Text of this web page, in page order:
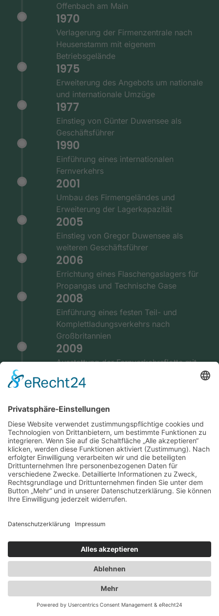
Offenbach am Main
1970
Verlagerung der Firmenzentrale nach
Heusenstamm mit eigenem
Betriebsgelände
1975
Erweiterung des Angebots um nationale
und internationale Umzüge
1977
Einstieg von Günter Duwensee als
Geschäftsführer
1990
Einführung eines internationalen
Fernverkehrs
2001
Umbau des Firmengeländes und
Erweiterung der Lagerkapazität
2005
Einstieg von Gregor Duwensee als
weiteren Geschäftsführer
2006
Errichtung eines Flaschengaslagers für
Propangas und Technische Gase
2008
Einführung eines festen Teil- und
Komplettladungsverkehrs nach
Großbritannien
2009
Ausstattung der Fernverkehrsflotte mit
2010
Flaschengaslagers für Propangas und
Technische Gase
2014
Umzug innerhalb Heusenstamms in
unsere neuen Räumlichkeiten an der
Martinseestraße 1
2015
50 Jahre Erfolgsgeschichte. Die Spedition
2016
Erweiterung der Lagerfläche auf knapp
18000 qm
Implementierung eines